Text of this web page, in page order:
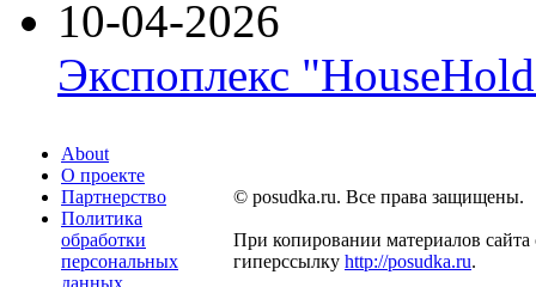
10-04-2026
Экспоплекс
About
О проекте
Партнерство
Политика
обработки
персональных
данных
© posudka.ru. Все права защищены.
При копировании материалов сайта
гиперссылку http://posudka.ru.